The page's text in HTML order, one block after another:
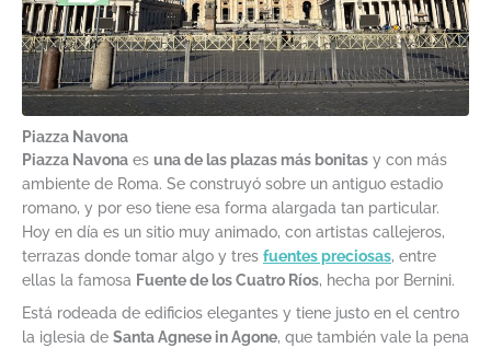
Piazza Navona
Piazza Navona es una de las plazas más bonitas y con más
ambiente de Roma. Se construyó sobre un antiguo estadio
romano, y por eso tiene esa forma alargada tan particular.
Hoy en día es un sitio muy animado, con artistas callejeros,
terrazas donde tomar algo y tres fuentes preciosas, entre
ellas la famosa Fuente de los Cuatro Ríos, hecha por Bernini.
Está rodeada de edificios elegantes y tiene justo en el centro
la iglesia de Santa Agnese in Agone, que también vale la pena